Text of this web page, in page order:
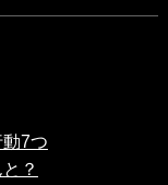
7つ
？